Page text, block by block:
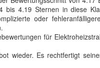
bis 4.19 Sternen in diese
oder
für
wieder. Es rechtfertigt